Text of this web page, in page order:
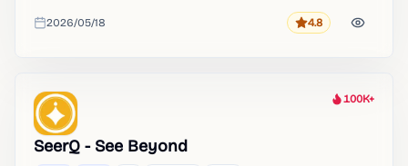
收录时间
2026/05/18 评分4.8
热度
100K+
SeerQ - See Beyond